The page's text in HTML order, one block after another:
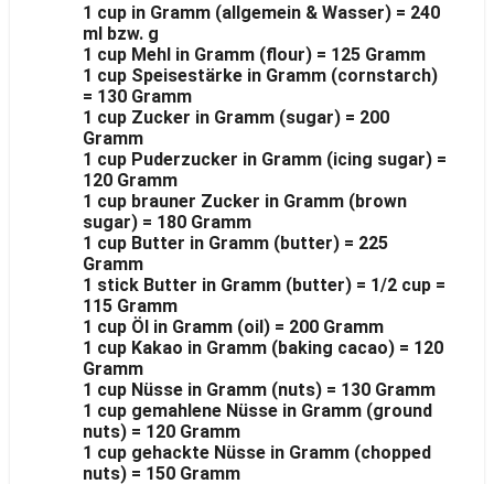
1 cup in Gramm (allgemein & Wasser) = 240
ml bzw. g
1 cup Mehl in Gramm (flour) = 125 Gramm
1 cup Speisestärke in Gramm (cornstarch)
= 130 Gramm
1 cup Zucker in Gramm (sugar) = 200
Gramm
1 cup Puderzucker in Gramm (icing sugar) =
120 Gramm
1 cup brauner Zucker in Gramm (brown
sugar) = 180 Gramm
1 cup Butter in Gramm (butter) = 225
Gramm
1 stick Butter in Gramm (butter) = 1/2 cup =
115 Gramm
1 cup Öl in Gramm (oil) = 200 Gramm
1 cup Kakao in Gramm (baking cacao) = 120
Gramm
1 cup Nüsse in Gramm (nuts) = 130 Gramm
1 cup gemahlene Nüsse in Gramm (ground
nuts) = 120 Gramm
1 cup gehackte Nüsse in Gramm (chopped
nuts) = 150 Gramm